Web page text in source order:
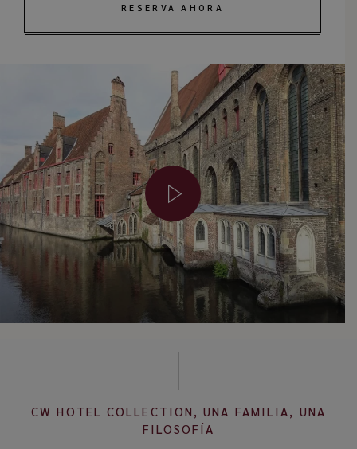
RESERVA AHORA
CW HOTEL COLLECTION, UNA FAMILIA, UNA
FILOSOFÍA